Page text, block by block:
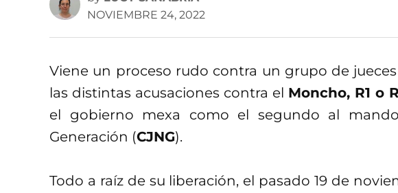
NOVIEMBRE 24, 2022
Viene un proceso rudo contra un grupo de
las distintas acusaciones contra el Moncho, R1 o
el gobierno mexa como el segundo al
Generación (CJNG).
Todo a raíz de su liberación, el pasado 19 de